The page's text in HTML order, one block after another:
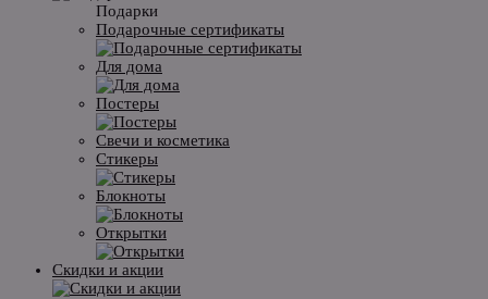
Подарки
Подарочные сертификаты
Для дома
Постеры
Свечи и косметика
Стикеры
Блокноты
Открытки
Скидки и акции